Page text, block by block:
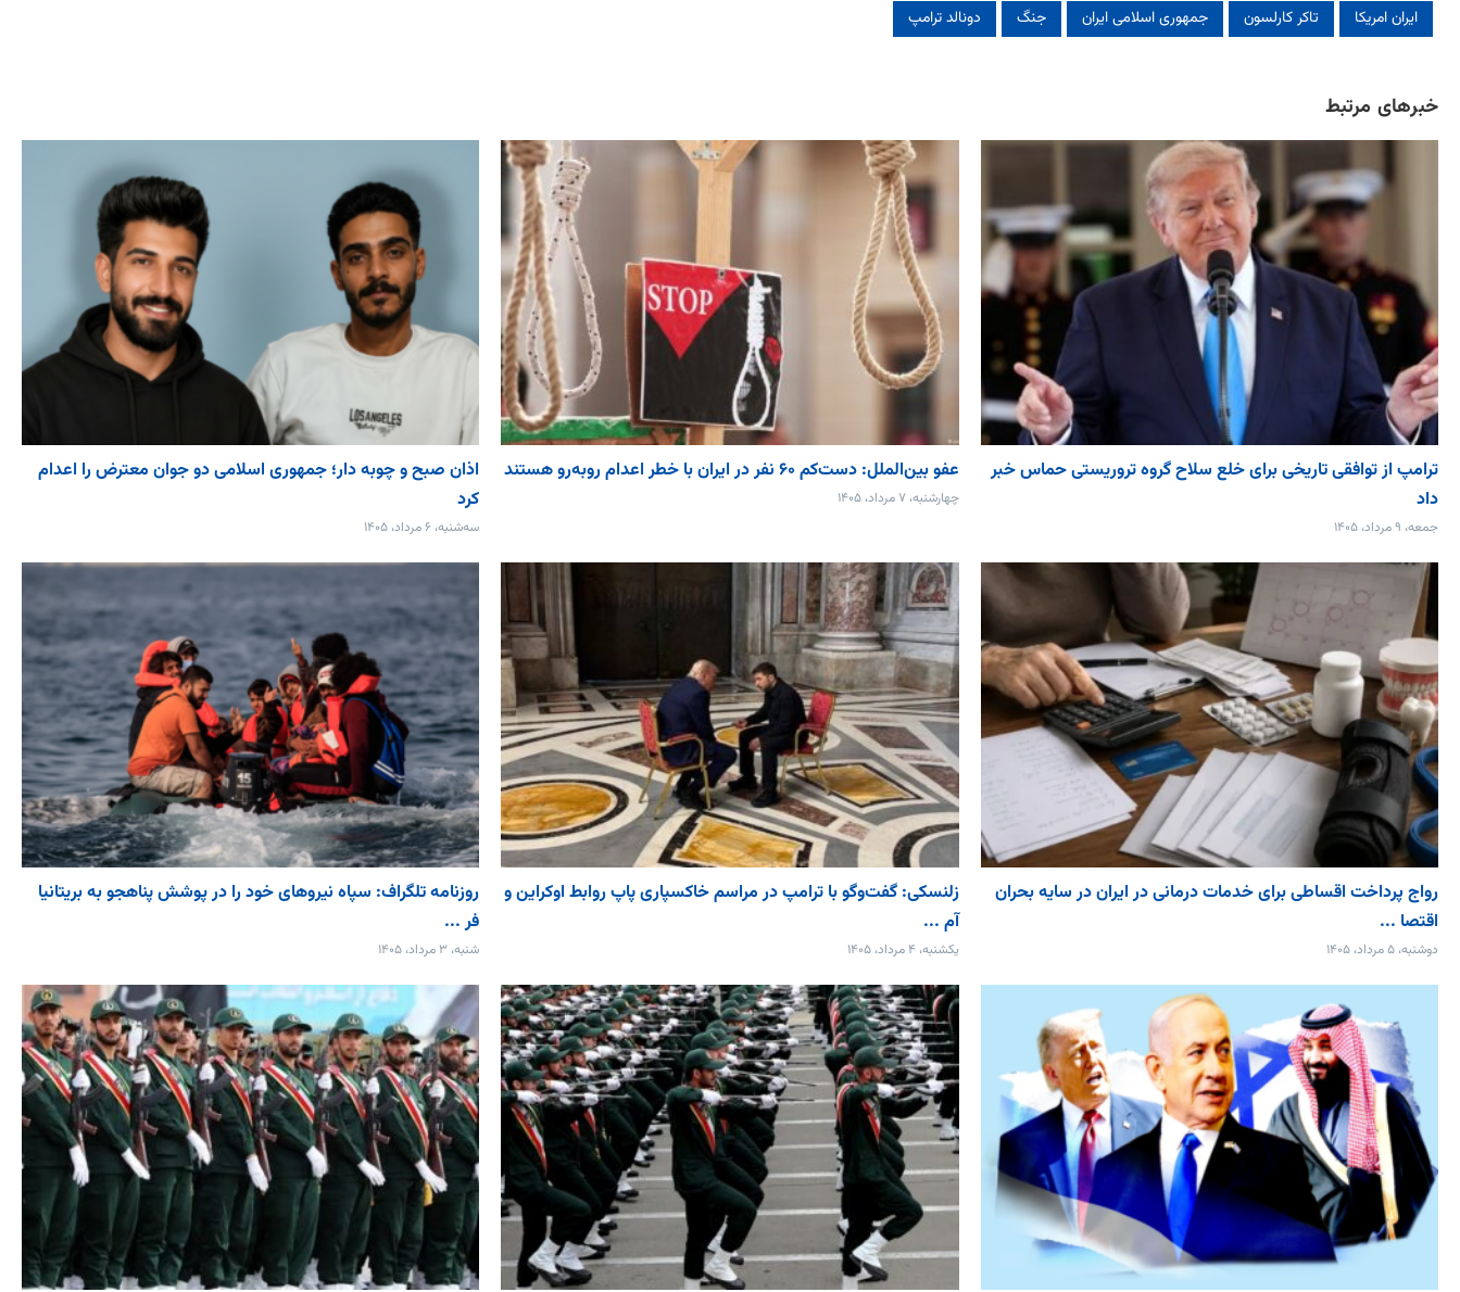
ایران امریکا تاکر کارلسون جمهوری اسلامی ایران جنگ دونالد ترامپ
خبرهای مرتبط
ترامپ از توافقی تاریخی برای خلع ‌سلاح گروه تروریستی حماس خبر
داد
جمعه، ۹ مرداد، ۱۴۰۵
عفو بین‌الملل: دست‌کم ۶۰ نفر در ایران با خطر اعدام روبه‌رو هستند
چهارشنبه، ۷ مرداد، ۱۴۰۵
اذان صبح و چوبه دار؛ جمهوری اسلامی دو جوان معترض را اعدام
کرد
سه‌شنبه، ۶ مرداد، ۱۴۰۵
رواج پرداخت اقساطی برای خدمات درمانی در ایران در سایه بحران
اقتصا ...
دوشنبه، ۵ مرداد، ۱۴۰۵
زلنسکی: گفت‌وگو با ترامپ در مراسم خاکسپاری پاپ روابط اوکراین و
آم ...
یکشنبه، ۴ مرداد، ۱۴۰۵
روزنامه تلگراف: سپاه نیروهای خود را در پوشش پناهجو به بریتانیا
فر ...
شنبه، ۳ مرداد، ۱۴۰۵